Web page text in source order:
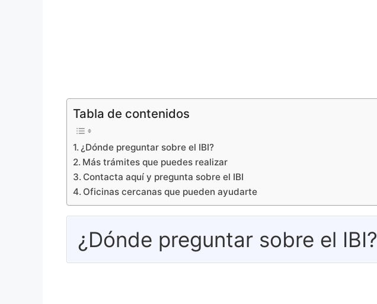
Tabla de contenidos
¿Dónde preguntar sobre el IBI?
Más trámites que puedes realizar
Contacta aquí y pregunta sobre el IBI
Oficinas cercanas que pueden ayudarte
¿Dónde preguntar sobre el IBI?